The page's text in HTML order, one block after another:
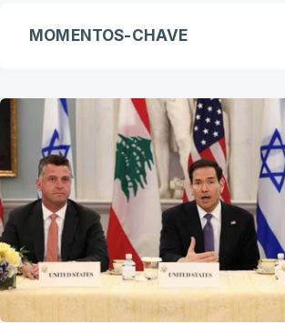
MOMENTOS-CHAVE